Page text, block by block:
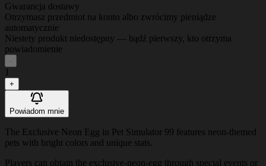
Gwarancja dostawy
Otrzymasz przedmiot na konto albo zwrócimy pieniądze
automatycznie
Niestety produkt niedostępny — bądź pierwszy, kto otrzyma
powiadomienie
-
1
+
Powiadom mnie
The Exclusive Neon Egg in Pet Simulator 99 features neon-themed
pets with bright colors and unique stats.
Players can obtain the exclusive-neon-egg through special events or